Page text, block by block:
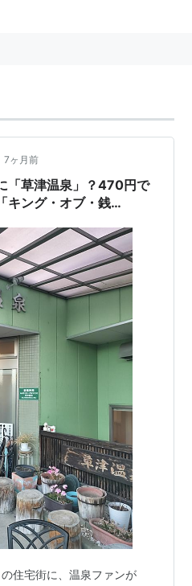
7ヶ月前
「草津温泉」？470円で
キング・オブ・銭
住宅街に、温泉ファンが